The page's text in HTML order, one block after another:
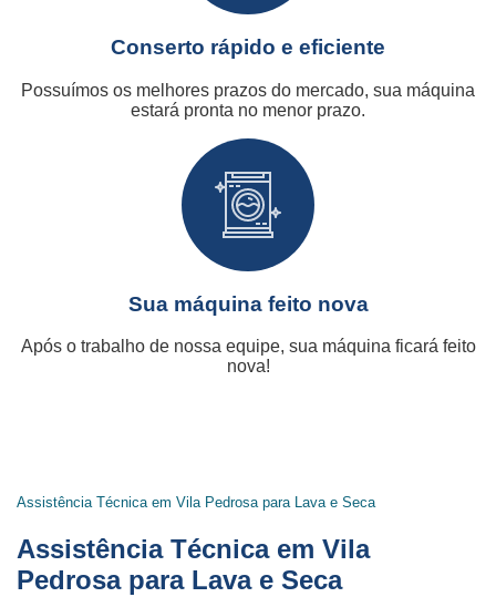
Conserto rápido e eficiente
Possuímos os melhores prazos do mercado, sua máquina
estará pronta no menor prazo.
Sua máquina feito nova
Após o trabalho de nossa equipe, sua máquina ficará feito
nova!
Assistência Técnica em Vila Pedrosa para Lava e Seca
Assistência Técnica em Vila
Pedrosa para Lava e Seca